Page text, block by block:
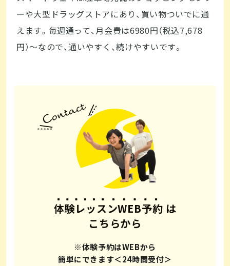
ーや大型ドラッグストアにあり、買い物ついでに通
えます。毎週通って、月会費は6980円（税込7,678
円）〜なので、通いやすく、続けやすいです。
体験レッスンWEB予約 は
こちらから
※体験予約はWEBから
簡単にできます＜24時間受付＞